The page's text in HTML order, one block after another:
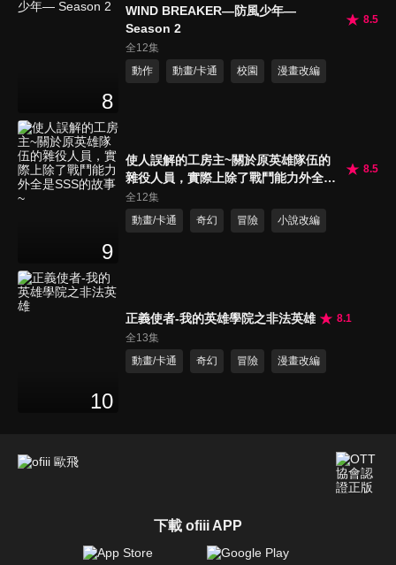
8
WIND BREAKER—防風少年—
Season 2
8.5
全12集
動作
動畫/卡通 校園 漫畫改編
9
使人誤解的工房主~關於原英雄隊伍的
雜役人員，實際上除了戰鬥能力外全是
SSS的故事~
8.5
全12集
動畫/卡通
奇幻 冒險 小說改編
10
正義使者-我的英雄學院之非法英雄
8.1
全13集
動畫/卡通
奇幻 冒險 漫畫改編
下載 ofiii APP